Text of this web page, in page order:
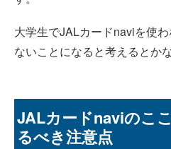
大学生でJALカードnaviを使
ないことになると考えるとか
JALカードnaviのこ
るべき注意点